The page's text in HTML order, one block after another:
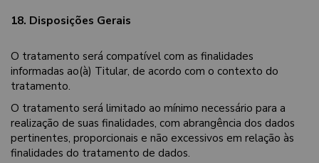
18. Disposições Gerais
O tratamento será compatível com as finalidades
informadas ao(à) Titular, de acordo com o contexto do
tratamento.
O tratamento será limitado ao mínimo necessário para a
realização de suas finalidades, com abrangência dos dados
pertinentes, proporcionais e não excessivos em relação às
finalidades do tratamento de dados.